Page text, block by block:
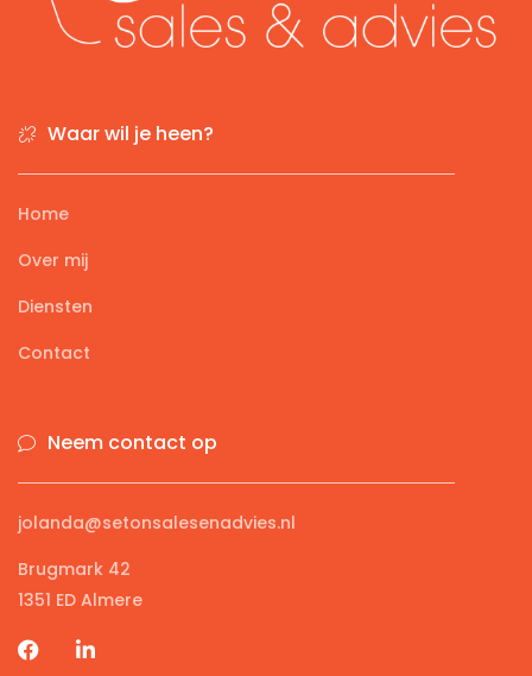
Waar wil je heen?
Home
Over mij
Diensten
Contact
Neem contact op
jolanda@setonsalesenadvies.nl
Brugmark 42
1351 ED Almere